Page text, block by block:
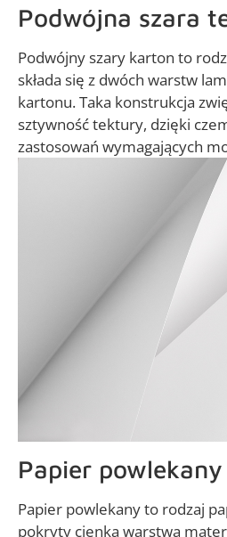
Podwójna szara
Podwójny szary karton to
składa się z dwóch warstw
kartonu. Taka konstrukcja
sztywność tektury, dzięki
zastosowań wymagających
Papier powlekany
Papier powlekany to rodzaj
pokryty cienką warstwą